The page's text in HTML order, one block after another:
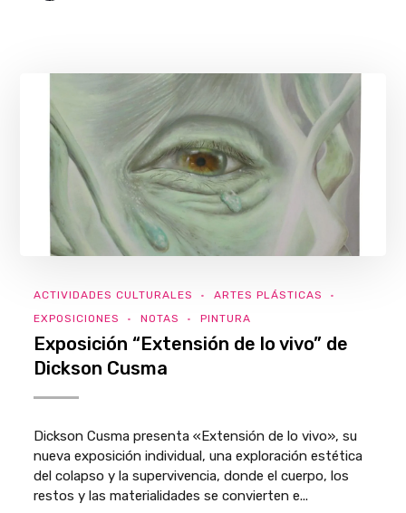
ACTIVIDADES CULTURALES
ARTES PLÁSTICAS
EXPOSICIONES
NOTAS PINTURA
Exposición “Extensión de lo vivo” de
Dickson Cusma
Dickson Cusma presenta «Extensión de lo vivo», su
nueva exposición individual, una exploración estética
del colapso y la supervivencia, donde el cuerpo, los
restos y las materialidades se convierten e...